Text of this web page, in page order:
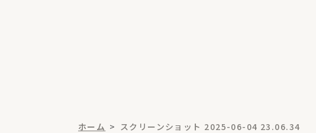
ホーム スクリーンショット 2025-06-04 23.06.34